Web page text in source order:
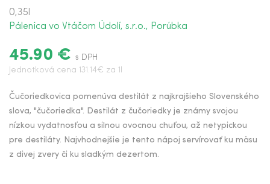
0,35l
Pálenica vo Vtáčom Údolí, s.r.o., Porúbka
45.90 € s DPH
Jednotková cena 131.14€ za 1l
Čučoriedkovica pomenúva destilát z najkrajšieho Slovenského
slova, "čučoriedka". Destilát z čučoriedky je známy svojou
nízkou vydatnosťou a silnou ovocnou chuťou, až netypickou
pre destiláty. Najvhodnejšie je tento nápoj servírovať ku mäsu
z divej zvery či ku sladkým dezertom.